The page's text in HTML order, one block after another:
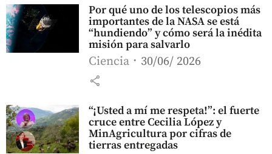
Por qué uno de los telescopios más
importantes de la NASA se está
“hundiendo” y cómo será la inédita
misión para salvarlo
Ciencia 30/06/ 2026
share
“¡Usted a mí me respeta!”: el fuerte
cruce entre Cecilia López y
MinAgricultura por cifras de
tierras entregadas